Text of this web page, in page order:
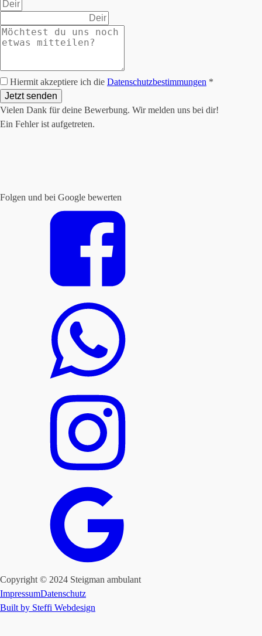
Hiermit akzeptiere ich die Datenschutzbestimmungen *
Jetzt senden
Vielen Dank für deine Bewerbung. Wir melden uns bei dir!
Ein Fehler ist aufgetreten.
Folgen und bei Google bewerten
Copyright © 2024 Steigman ambulant
ImpressumDatenschutz
Built by Steffi Webdesign